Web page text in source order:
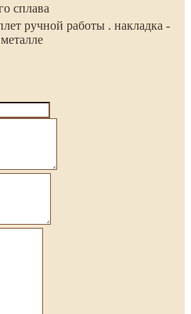
сплава
ручной работы . накладка -